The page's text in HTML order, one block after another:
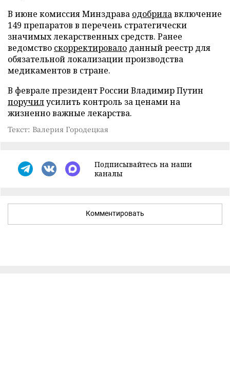
В июне комиссия Минздрава одобрилавключение
149 препаратов в перечень стратегически
значимых лекарственных средств. Ранее
ведомство скорректировало данный реестр для
обязательной локализации производства
медикаментов в стране.
В феврале президент России Владимир Путин
поручилусилить контроль за ценами на
жизненно важные лекарства.
Текст: Валерия Городецкая
Подписывайтесь на наши
каналы
Комментировать